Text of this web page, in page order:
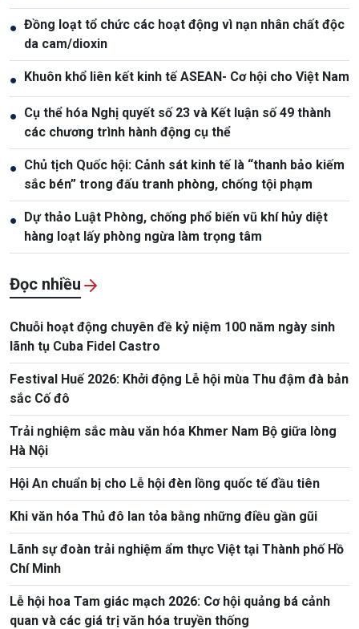
● Đồng loạt tổ chức các hoạt động vì nạn nhân chất độc
da cam/dioxin
● Khuôn khổ liên kết kinh tế ASEAN- Cơ hội cho Việt Nam
● Cụ thể hóa Nghị quyết số 23 và Kết luận số 49 thành
các chương trình hành động cụ thể
● Chủ tịch Quốc hội: Cảnh sát kinh tế là “thanh bảo kiếm
sắc bén” trong đấu tranh phòng, chống tội phạm
● Dự thảo Luật Phòng, chống phổ biến vũ khí hủy diệt
hàng loạt lấy phòng ngừa làm trọng tâm
Đọc nhiều
Chuỗi hoạt động chuyên đề kỷ niệm 100 năm ngày sinh
lãnh tụ Cuba Fidel Castro
Festival Huế 2026: Khởi động Lễ hội mùa Thu đậm đà bản
sắc Cố đô
Trải nghiệm sắc màu văn hóa Khmer Nam Bộ giữa lòng
Hà Nội
Hội An chuẩn bị cho Lễ hội đèn lồng quốc tế đầu tiên
Khi văn hóa Thủ đô lan tỏa bằng những điều gần gũi
Lãnh sự đoàn trải nghiệm ẩm thực Việt tại Thành phố Hồ
Chí Minh
Lễ hội hoa Tam giác mạch 2026: Cơ hội quảng bá cảnh
quan và các giá trị văn hóa truyền thống